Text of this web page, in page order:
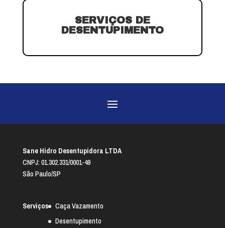
SERVIÇOS DE
DESENTUPIMENTO
Sane Hidro Desentupidora LTDA
CNPJ: 01.302.331/0001-49
São Paulo/SP
Serviços
Caça Vazamento
Desentupimento